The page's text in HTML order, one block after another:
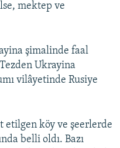
mektep ve
şimalinde faal
Ukrayina
vilâyetinde Rusiye
etilgen köy ve şeerlerde
belli oldı. Bazı